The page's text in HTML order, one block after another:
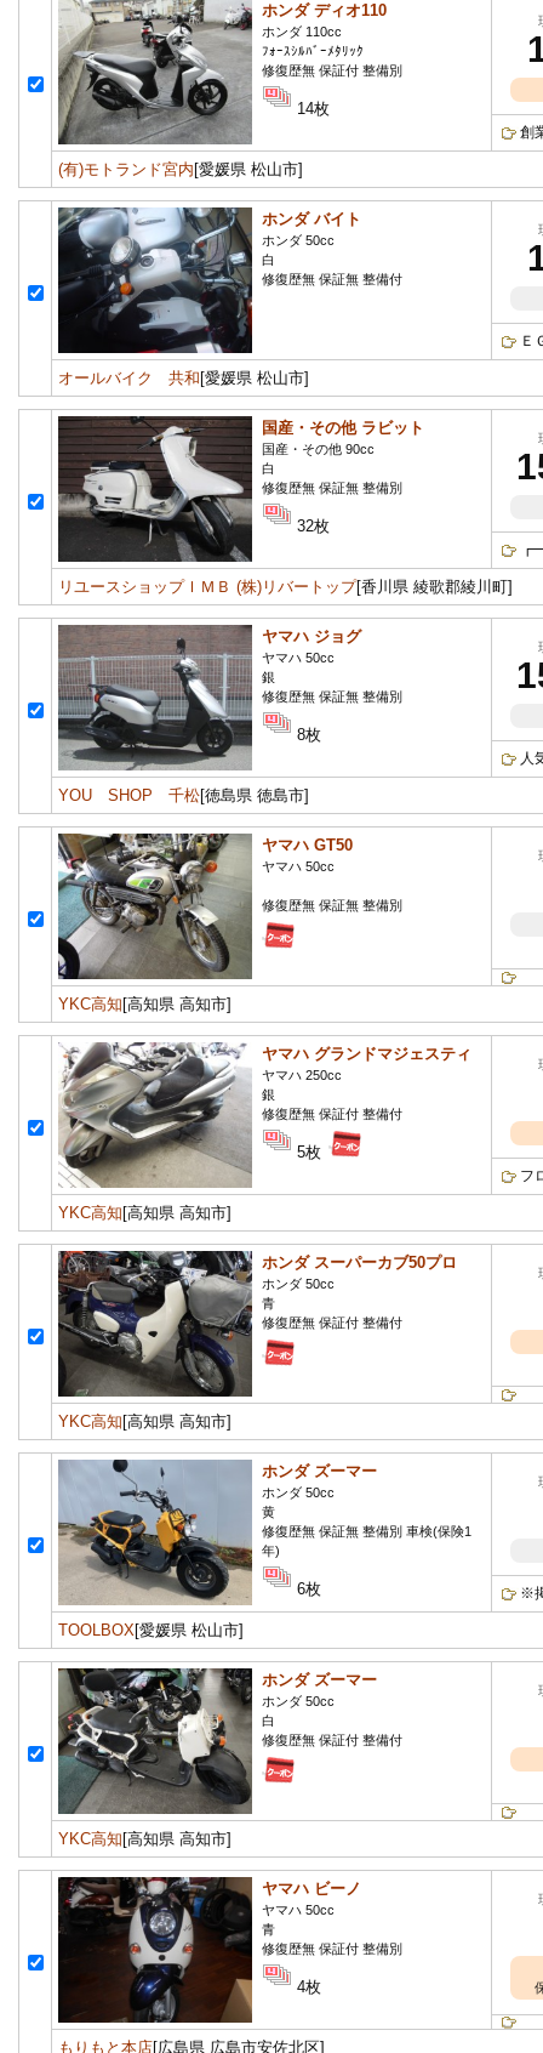
ホンダ ディオ110
ホンダ 110cc
ﾌｫｰｽｼﾙﾊﾞｰﾒﾀﾘｯｸ
修復歴無 保証付 整備別
14枚
創
(有)モトランド宮内 [愛媛県 松山市]
ホンダ バイト
ホンダ 50cc
白
修復歴無 保証無 整備付
Ｅ
オールバイク 共和 [愛媛県 松山市]
国産・その他 ラビット
国産・その他 90cc
白
修復歴無 保証無 整備別
32枚
リユースショップＩＭＢ (株)リバートップ[香川県 綾歌郡綾川町]
ヤマハ ジョグ
ヤマハ 50cc
銀
修復歴無 保証無 整備別
8枚
人
YOU SHOP 千松[徳島県 徳島市]
ヤマハ GT50
ヤマハ 50cc
修復歴無 保証無 整備別
YKC高知 [高知県 高知市]
ヤマハ グランドマジェスティ
ヤマハ 250cc
銀
修復歴無 保証付 整備付
5枚
フ
YKC高知 [高知県 高知市]
ホンダ スーパーカブ50プロ
ホンダ 50cc
青
修復歴無 保証付 整備付
YKC高知 [高知県 高知市]
ホンダ ズーマー
ホンダ 50cc
黄
修復歴無 保証無 整備別 車検(保険1
年)
6枚 ※
TOOLBOX[愛媛県 松山市]
ホンダ ズーマー
ホンダ 50cc
白
修復歴無 保証付 整備付
YKC高知 [高知県 高知市]
ヤマハ ビーノ
ヤマハ 50cc
青
修復歴無 保証付 整備別
4枚
もりもと本店[広島県 広島市安佐北区]